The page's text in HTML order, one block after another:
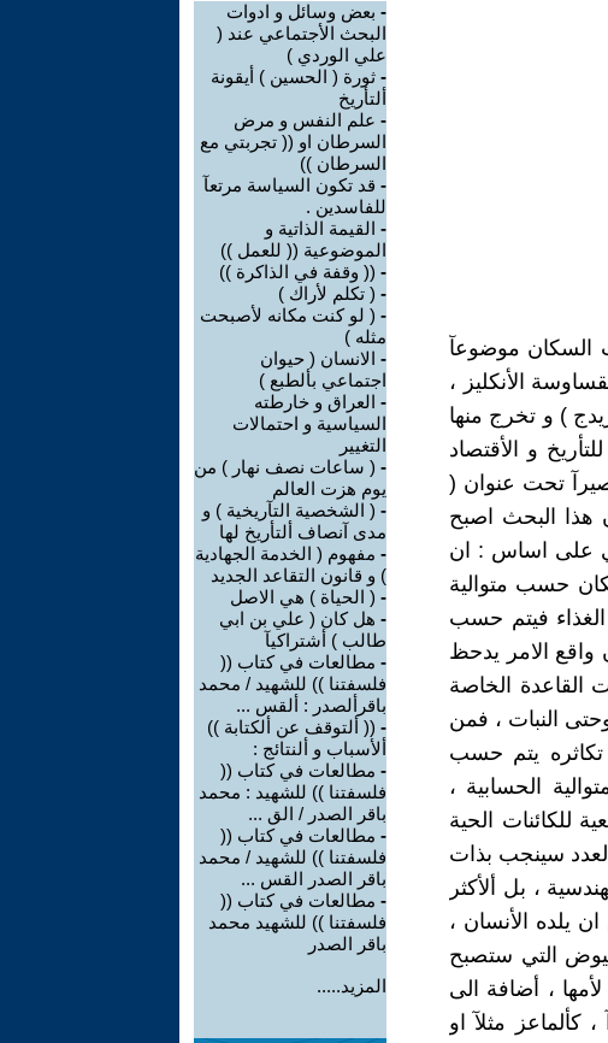
السكان موضوعآ
الأنكليز ،
) و تخرج منها
ثم اصبح استاذآ للتأريخ و الأقتصاد
تحت عنوان (
هذا البحث اصبح
على اساس : ان
حسب متوالية
32 ــ ... ) أما تزايد الغذاء فيتم حسب
2 ــ 3 ــ 4 ــ 5 ــ 6 ــ ... ) الا ان واقع الامر يدحظ
القاعدة الخاصة
النبات ، فمن
تكاثره يتم حسب
الحسابية ،
للكائنات الحية
سينجب بذات
، بل ألأكثر
يلده الأنسان ،
التي ستصبح
، أضافة الى
كألماعز مثلآ او
- بعض وسائل و ادوات
البحث الأجتماعي عند (
علي الوردي )
- ثورة ( الحسين ) أيقونة
ألتأريخ
- علم النفس و مرض
السرطان او (( تجربتي مع
السرطان ))
- قد تكون السياسة مرتعآ
للفاسدين .
- القيمة الذاتية و
الموضوعية (( للعمل ))
- (( وقفة في الذاكرة ))
- ( تكلم لأراك )
- ( لو كنت مكانه لأصبحت
مثله )
- الانسان ( حيوان
اجتماعي بألطبع )
- العراق و خارطته
السياسية و احتمالات
التغيير
- ( ساعات نصف نهار ) من
يوم هزت العالم
- ( الشخصية التآريخية ) و
مدى آنصاف ألتأريخ لها
- مفهوم ( الخدمة الجهادية
) و قانون التقاعد الجديد
- ( الحياة ) هي الاصل
- هل كان ( علي بن ابي
طالب ) أشتراكيآ
- مطالعات في كتاب ((
فلسفتنا )) للشهيد / محمد
باقرألصدر : ألقس ...
- (( ألتوقف عن ألكتابة ))
ألأسباب و ألنتائج :
- مطالعات في كتاب ((
فلسفتنا )) للشهيد : محمد
باقر الصدر / الق ...
- مطالعات في كتاب ((
فلسفتنا )) للشهيد / محمد
باقر الصدر القس ...
- مطالعات في كتاب ((
فلسفتنا )) للشهيد محمد
باقر الصدر
المزيد.....